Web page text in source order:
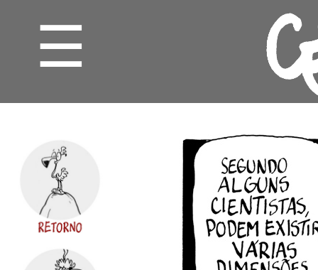
CHARGE
CARTUM
GRILOS
☰